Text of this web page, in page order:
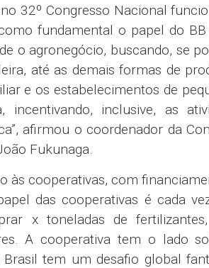
32º Congresso Nacional
fundamental o papel do
o agronegócio, buscando, se
até as demais formas de
e os estabelecimentos de
inclusive, as
afirmou o coordenador da
Fukunaga.
às cooperativas, com
das cooperativas é cada
x toneladas de
A cooperativa tem o lado
tem um desafio global